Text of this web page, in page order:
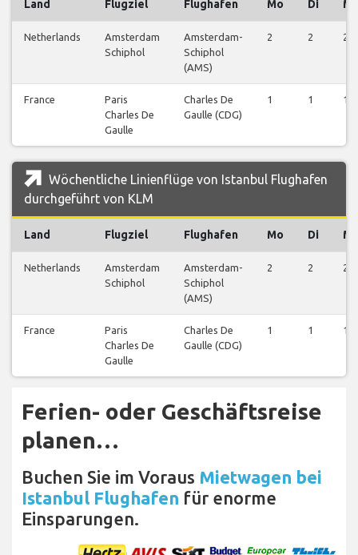
Land Flugziel Flughafen Mo Di Mi
Netherlands
Amsterdam
Schiphol
Amsterdam-
Schiphol
(AMS)
2 2 2
France
Paris
Charles De
Gaulle
Charles De
Gaulle (CDG)
1 1 1
Wöchentliche Linienflüge von Istanbul Flughafen
durchgeführt von KLM
Land Flugziel Flughafen Mo Di Mi
Netherlands
Amsterdam
Schiphol
Amsterdam-
Schiphol
(AMS)
2 2 2
France
Paris
Charles De
Gaulle
Charles De
Gaulle (CDG)
1 1 1
Ferien- oder Geschäftsreise
planen…
Buchen Sie im Voraus Mietwagen bei
Istanbul Flughafen für enorme
Einsparungen.